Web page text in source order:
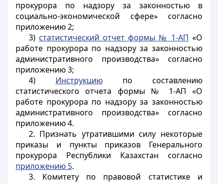
прокурора по надзору за законностью в
социально-экономической сфере» согласно
приложению 2;
3) статистический отчет формы № 1-АП «О
работе прокурора по надзору за законностью
административного производства» согласно
приложению 3;
4) Инструкциюпо составлению
статистического отчета формы № 1-АП «О
работе прокурора по надзору за законностью
административного производства» согласно
приложению 4.
2. Признать утратившими силу некоторые
приказы и пункты приказов Генерального
прокурора Республики Казахстан согласно
приложению 5.
3. Комитету по правовой статистике и